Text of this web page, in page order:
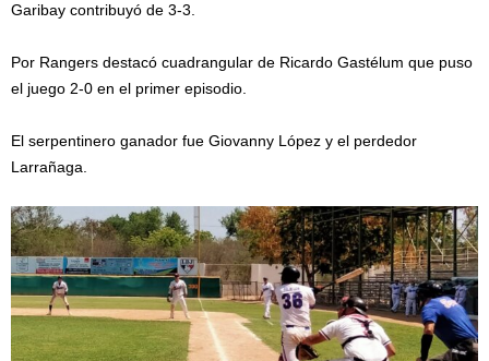
Garibay contribuyó de 3-3.
Por Rangers destacó cuadrangular de Ricardo Gastélum que puso
el juego 2-0 en el primer episodio.
El serpentinero ganador fue Giovanny López y el perdedor
Larrañaga.